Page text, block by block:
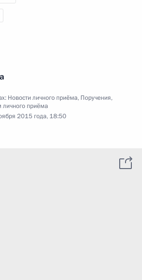
Новости личного приёма, Поручения,
личного приёма
2015 года, 18:50